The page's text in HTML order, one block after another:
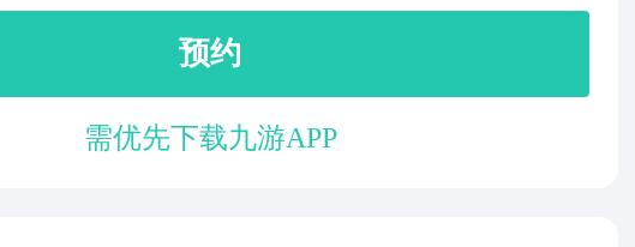
预约
需优先下载九游APP